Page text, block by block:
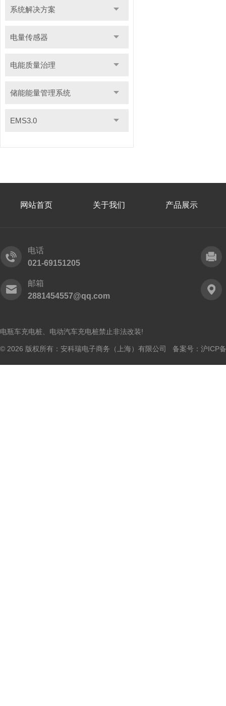
系统解决方案
电量传感器
电能质量治理
储能能量管理系统
EMS3.0
网站首页 关于我们 产品展示
电话
021-69151205
邮箱
2881454557@qq.com
电瓶车充电桩、电动汽车充电桩禁止非法改装!
© 2026 版权所有：安科瑞电子商务（上海）有限公司 备案号： 沪ICP